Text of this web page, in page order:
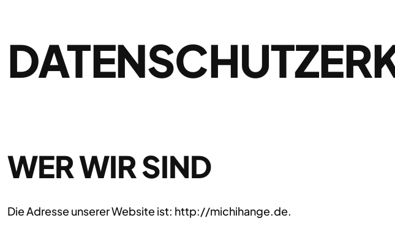
WER WIR SIND
Die Adresse unserer Website ist: http://michihange.de.